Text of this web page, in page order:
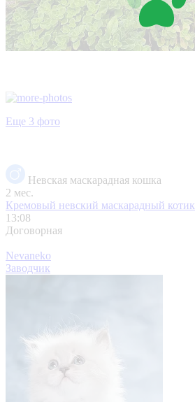
Еще 3 фото
Невская маскарадная кошка
2 мес.
Кремовый невский маскарадный котик
13:08
Договорная
Nevaneko
Заводчик